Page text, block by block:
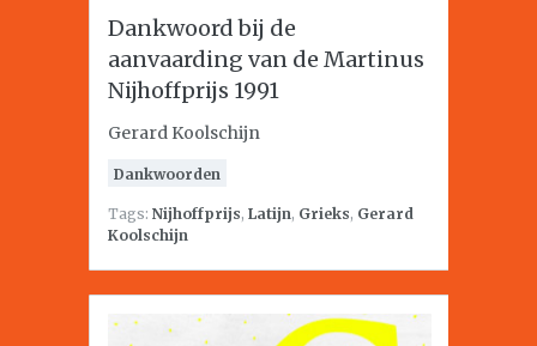
Dankwoord bij de
aanvaarding van de Martinus
Nijhoffprijs 1991
Gerard Koolschijn
Dankwoorden
Tags: Nijhoffprijs, Latijn, Grieks, Gerard
Koolschijn